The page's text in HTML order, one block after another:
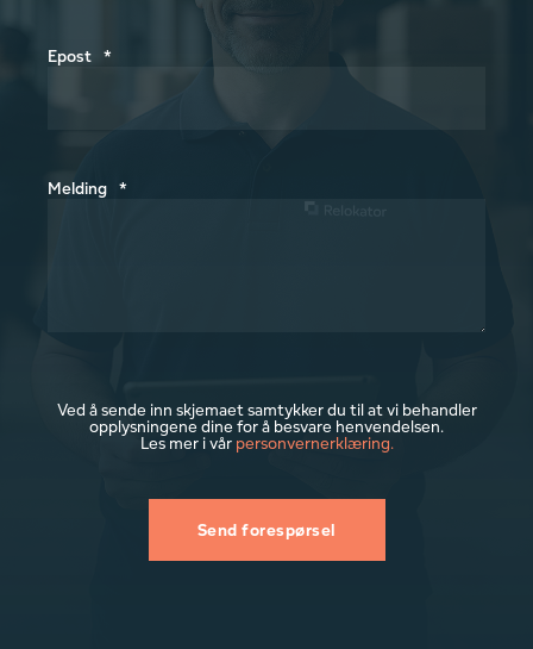
profesjonalitet og kvalitet gjennom hele
fornøyd med valget av logistikkpartner
og de oppnådde resultatene. Boligbygg
Relokator og gir selskapet våre beste
Epost *
Melding *
Ved å sende inn skjemaet samtykker du til at vi behandler
opplysningene dine for å besvare henvendelsen.
Les mer i vår personvernerklæring.